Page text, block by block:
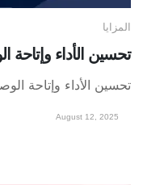
المزايا
تحسين الأداء
تحسين الأداء وإتاحة
August 12, 2025